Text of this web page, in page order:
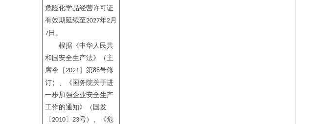
危险化学品经营许可证
有效期 延续至2027年2月
7日。
根据《中华人民共
和国安全生产法》（主
席令［2021］第88号修
订）、《国务院关于进
一步加强企业安全生产
工作的通知》（国发
〔 2010〕 23号）、《危